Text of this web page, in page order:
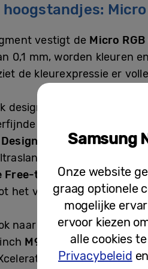
Micro
vestigt de Micro RGB
0,1 mm, worden
de kleurexpressie er
design houdt, biedt de
look met het
Award, één van ’s
OLED-scherm en
Free-technologienu
het verleden behoren.
naar een breder publiek
M90H
combineren
144Hz voor een
Samsung
Onze website
graag optionele
mogelijke
ervoor kiezen
alle cookies
Privacybeleid en